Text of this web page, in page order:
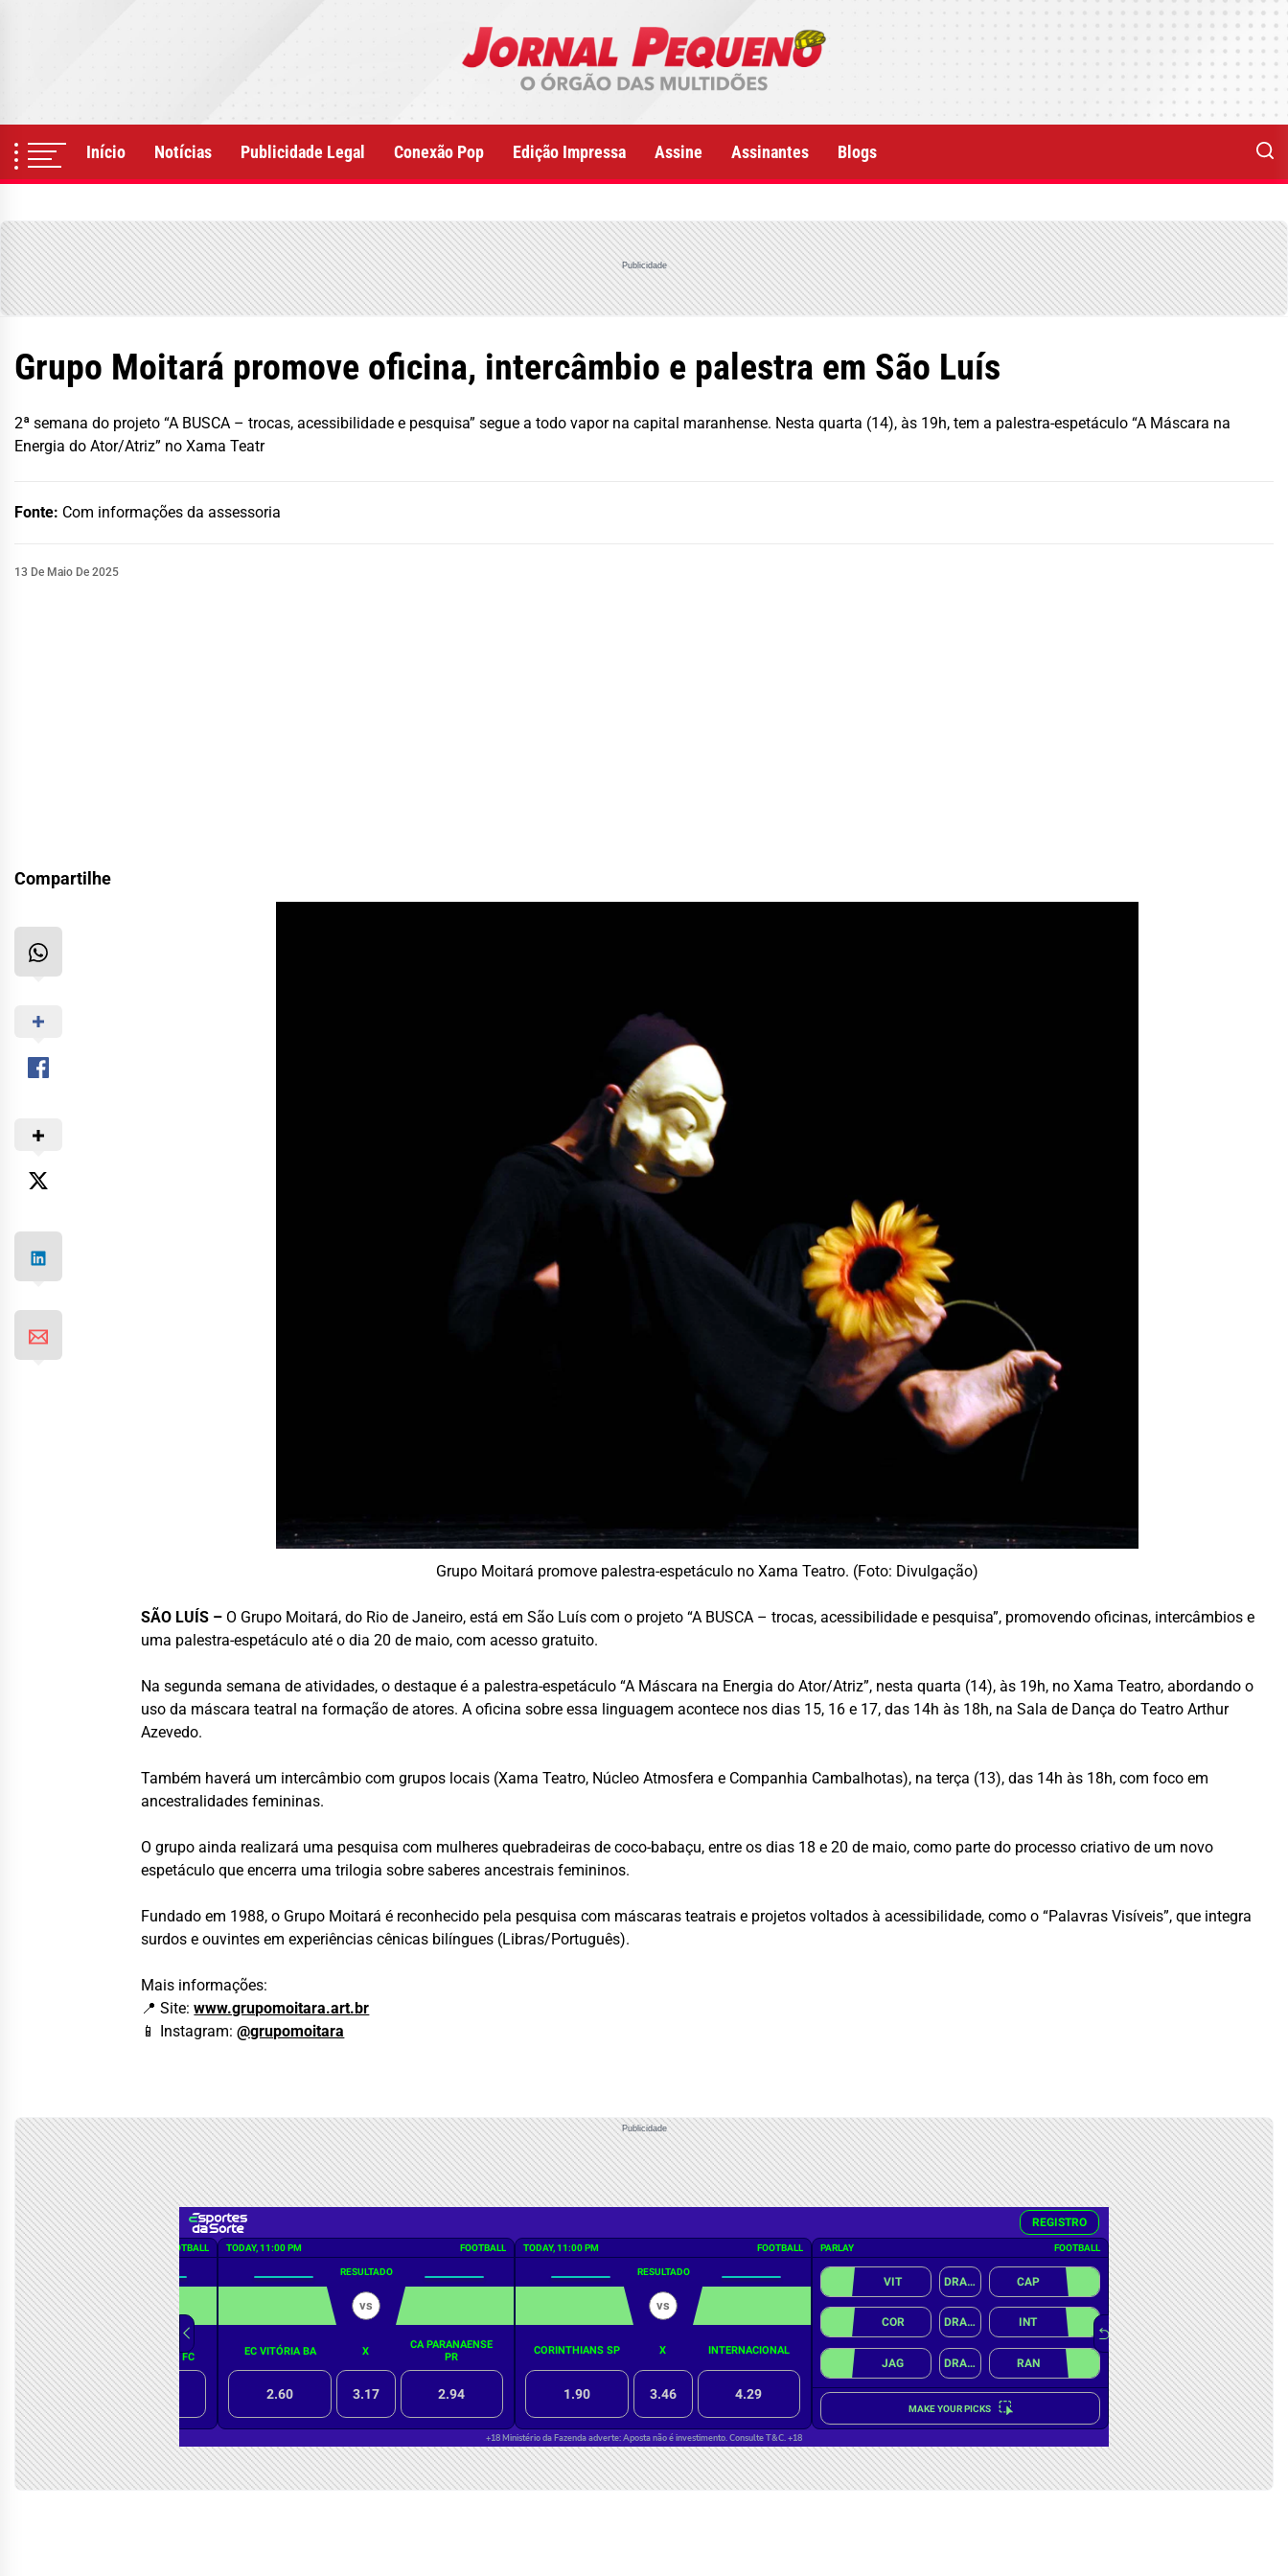
Início Notícias Publicidade Legal Conexão Pop Edição Impressa Assine Assinantes Blogs
Publicidade
Grupo Moitará promove oficina, intercâmbio e palestra em São Luís
2ª semana do projeto “A BUSCA – trocas, acessibilidade e pesquisa” segue a todo vapor na capital maranhense. Nesta quarta (14), às 19h, tem a palestra-espetáculo “A Máscara na
Energia do Ator/Atriz” no Xama Teatr
Fonte: Com informações da assessoria
13 De Maio De 2025
Compartilhe
Grupo Moitará promove palestra-espetáculo no Xama Teatro. (Foto: Divulgação)
SÃO LUÍS – O Grupo Moitará, do Rio de Janeiro, está em São Luís com o projeto “A BUSCA – trocas, acessibilidade e pesquisa”, promovendo oficinas, intercâmbios e
uma palestra-espetáculo até o dia 20 de maio, com acesso gratuito.
Na segunda semana de atividades, o destaque é a palestra-espetáculo “A Máscara na Energia do Ator/Atriz”, nesta quarta (14), às 19h, no Xama Teatro, abordando o
uso da máscara teatral na formação de atores. A oficina sobre essa linguagem acontece nos dias 15, 16 e 17, das 14h às 18h, na Sala de Dança do Teatro Arthur
Azevedo.
Também haverá um intercâmbio com grupos locais (Xama Teatro, Núcleo Atmosfera e Companhia Cambalhotas), na terça (13), das 14h às 18h, com foco em
ancestralidades femininas.
O grupo ainda realizará uma pesquisa com mulheres quebradeiras de coco-babaçu, entre os dias 18 e 20 de maio, como parte do processo criativo de um novo
espetáculo que encerra uma trilogia sobre saberes ancestrais femininos.
Fundado em 1988, o Grupo Moitará é reconhecido pela pesquisa com máscaras teatrais e projetos voltados à acessibilidade, como o “Palavras Visíveis”, que integra
surdos e ouvintes em experiências cênicas bilíngues (Libras/Português).
Mais informações:
📍 Site:www.grupomoitara.art.br
📱 Instagram:@grupomoitara
Publicidade